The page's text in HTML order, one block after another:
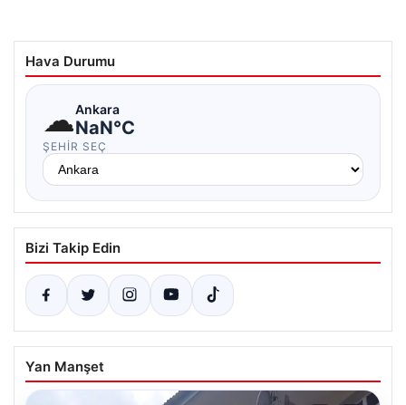
Hava Durumu
☁Ankara
NaN°C
ŞEHIR SEÇ
Bizi Takip Edin
Yan Manşet